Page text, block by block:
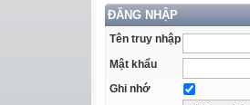
ĐĂNG NHẬP
Tên truy nhập
Mật khẩu
Ghi nhớ